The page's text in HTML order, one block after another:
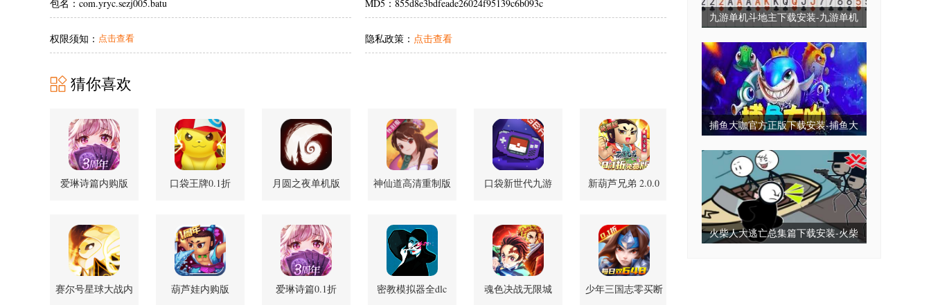
包名：com.yryc.sezj005.batu MD5：855d8e3bdfeade26024f95139c6b093c
权限须知： 点击查看 隐私政策： 点击查看
猜你喜欢
爱琳诗篇内购版
口袋王牌0.1折
月圆之夜单机版
神仙道高清重制版
口袋新世代九游
新葫芦兄弟 2.0.0
赛尔号星球大战内
葫芦娃内购版
爱琳诗篇0.1折
密教模拟器全dlc
魂色决战无限城
少年三国志零买断
九游单机斗地主下载安装-九游单机
无毒免费无需网
捕鱼大咖官方正版下载安装-捕鱼大
本
火柴人大逃亡总集篇下载安装-火柴